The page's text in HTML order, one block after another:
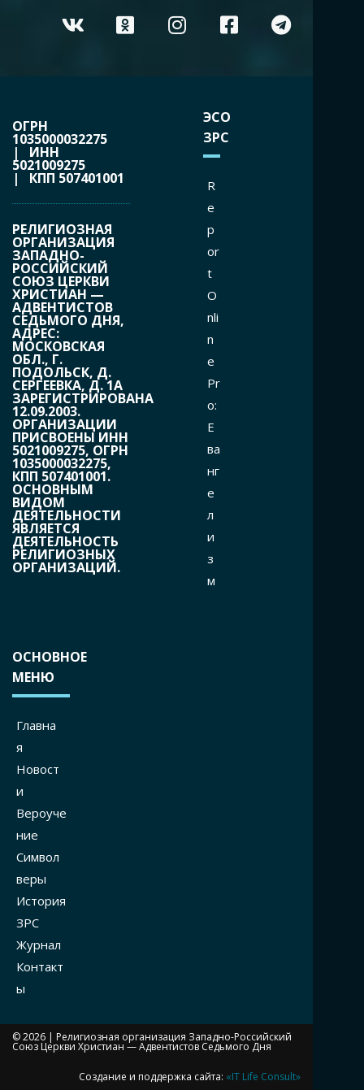
ОГРН
1035000032275
| ИНН
5021009275
| КПП 507401001
РЕЛИГИОЗНАЯ
ОРГАНИЗАЦИЯ
ЗАПАДНО-
РОССИЙСКИЙ
СОЮЗ ЦЕРКВИ
ХРИСТИАН —
АДВЕНТИСТОВ
СЕДЬМОГО ДНЯ,
АДРЕС:
МОСКОВСКАЯ
ОБЛ., Г.
ПОДОЛЬСК, Д.
СЕРГЕЕВКА, Д. 1А
ЗАРЕГИСТРИРОВАНА
12.09.2003.
ОРГАНИЗАЦИИ
ПРИСВОЕНЫ ИНН
5021009275, ОГРН
1035000032275,
КПП 507401001.
ОСНОВНЫМ
ВИДОМ
ДЕЯТЕЛЬНОСТИ
ЯВЛЯЕТСЯ
ДЕЯТЕЛЬНОСТЬ
РЕЛИГИОЗНЫХ
ОРГАНИЗАЦИЙ.
ЭСО
ЗРС
R
e
p
or
t
O
nli
n
e
Pr
o:
Е
ва
нг
е
л
и
з
м
ОСНОВНОЕ
МЕНЮ
Главна
я
Новост
и
Вероуче
ние
Символ
веры
История
ЗРС
Журнал
Контакт
ы
© 2026 | Религиозная организация Западно-Российский
Союз Церкви Христиан — Адвентистов Седьмого Дня
Создание и поддержка сайта: «IT Life Consult»